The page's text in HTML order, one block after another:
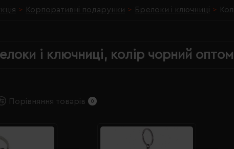
Корпоративні подарунки Брелоки і ключниці
і ключниці, колір чорний оптом
Порівняння товарів 0